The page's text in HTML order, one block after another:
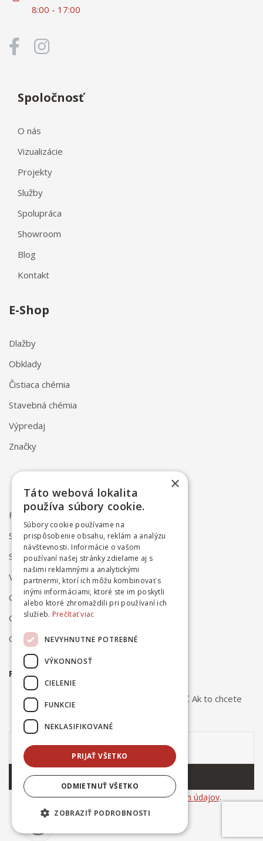
8:00 - 17:00
Spoločnosť
O nás
Vizualizácie
Projekty
Služby
Spolupráca
Showroom
Blog
Kontakt
E-Shop
Dlažby
Obklady
Čistiaca chémia
Stavebná chémia
Výpredaj
Značky
FAQ
Spôsob dodania
Spôsob platby
Vrátenie a reklamácia
Odstúpenie od zmluvy online
Obchodné podmienky
Ochrana osobných údajov
PRIHLÁSTE SA NA ODBER NOVINIEK
Odber noviniek môžete kedykoľvek zrušiť. Ak to chcete
ODOBERAŤ
Súhlasím sospracovaním osobných údajov.
×
Táto webová lokalita
používa súbory cookie.
Súbory cookie používame na
prispôsobenie obsahu, reklám a analýzu
návštevnosti. Informácie o vašom
používaní našej stránky zdieľame aj s
našimi reklamnými a analytickými
partnermi, ktorí ich môžu kombinovať s
inými informáciami, ktoré ste im poskytli
alebo ktoré zhromaždili pri používaní ich
služieb. Prečítať viac
NEVYHNUTNE POTREBNÉ
VÝKONNOSŤ
CIELENIE
FUNKCIE
NEKLASIFIKOVANÉ
PRIJAŤ VŠETKO
ODMIETNUŤ VŠETKO
ZOBRAZIŤ PODROBNOSTI